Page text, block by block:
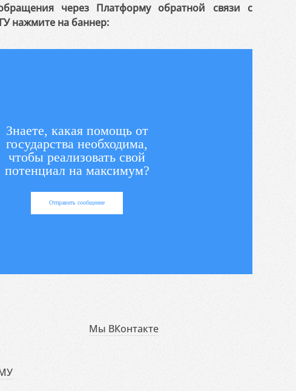
через Платформу обратной связи с
нажмите на баннер:
Знаете, какая помощь от
государства необходима,
чтобы реализовать свой
потенциал на максимум?
Отправить сообщение
Мы ВКонтакте